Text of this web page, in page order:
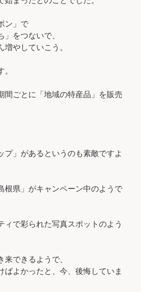
ン」で
」をつないで、
増やしていこう。
間ごとに「地域の特産品」を販売
プ」があるというのも素敵ですよ
根県」がキャンペーン中のようで
ィで彩られた写真スポットのよう
来できるようで、
ばよかったと、今、後悔していま